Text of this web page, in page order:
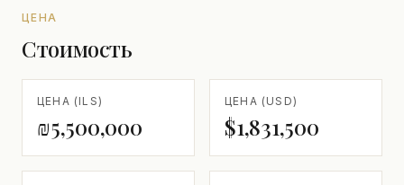
ЦЕНА
Стоимость
ЦЕНА (ILS)
₪5,500,000
ЦЕНА (USD)
$1,831,500